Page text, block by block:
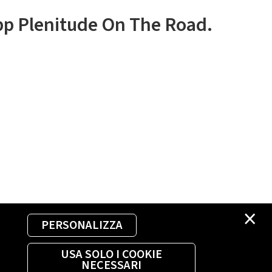
×
PERSONALIZZA
USA SOLO I COOKIE
NECESSARI
Plenitude On The Road.